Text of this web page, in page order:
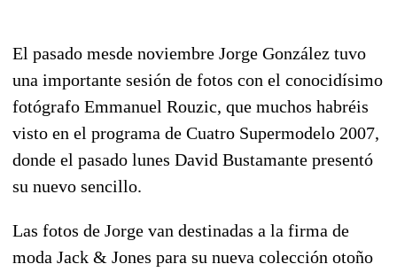
El pasado mesde noviembre Jorge González tuvo
una importante sesión de fotos con el conocidísimo
fotógrafo Emmanuel Rouzic, que muchos habréis
visto en el programa de Cuatro Supermodelo 2007,
donde el pasado lunes David Bustamante presentó
su nuevo sencillo.
Las fotos de Jorge van destinadas a la firma de
moda Jack & Jones para su nueva colección otoño